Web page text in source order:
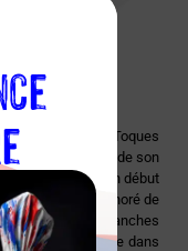
Toques
des Toques
significative de son
soit encore en début
honoré de
Toques Blanches
davantage dans